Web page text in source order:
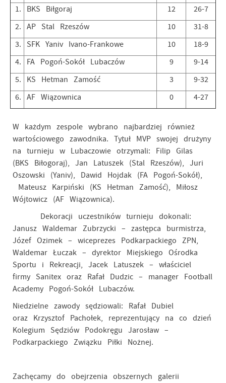
1. BKS Biłgoraj 12
26-7
2. AP Stal Rzeszów 10
31-8
3.
SFK Yaniv Ivano-Frankowe 10
18-9
4.
FA Pogoń-Sokół Lubaczów 9
9-14
5.
KS Hetman Zamość 3
9-32
6. AF Wiązownica 0 4-27
W każdym zespole wybrano najbardziej również
wartościowego zawodnika. Tytuł MVP swojej drużyny
na turnieju w Lubaczowie otrzymali: Filip Gilas
(BKS Biłogoraj), Jan Latuszek (Stal Rzeszów), Juri
Oszowski (Yaniv), Dawid Hojdak (FA Pogoń-Sokół),
Mateusz Karpiński (KS Hetman Zamość), Miłosz
Wójtowicz (AF Wiązownica).
Dekoracji uczestników turnieju dokonali:
Janusz Waldemar Zubrzycki – zastępca burmistrza,
Józef Ozimek – wiceprezes Podkarpackiego ZPN,
Waldemar Łuczak – dyrektor Miejskiego Ośrodka
Sportu i Rekreacji, Jacek Latuszek – właściciel
firmy Sanitex oraz Rafał Dudzic – manager Football
Academy Pogoń-Sokół Lubaczów.
Niedzielne zawody sędziowali: Rafał Dubiel
oraz Krzysztof Pachołek, reprezentujący na co dzień
Kolegium Sędziów Podokręgu Jarosław –
Podkarpackiego Związku Piłki Nożnej.
Zachęcamy do obejrzenia obszernych galerii